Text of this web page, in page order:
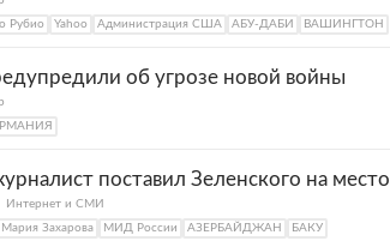
Рубио Yahoo Администрация США АБУ-ДАБИ ВАШИНГТОН
об угрозе новой войны
поставил Зеленского на место
Интернет и СМИ
Мария Захарова МИД России АЗЕРБАЙДЖАН БАКУ